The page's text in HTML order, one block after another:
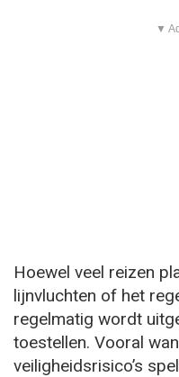
▼
Hoewel veel reizen
lijnvluchten of het
regelmatig wordt
toestellen. Vooral
veiligheidsrisico’s